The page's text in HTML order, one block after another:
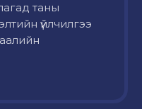
таны
үйлчилгээ